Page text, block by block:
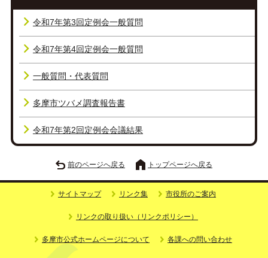
令和7年第3回定例会一般質問
令和7年第4回定例会一般質問
一般質問・代表質問
多摩市ツバメ調査報告書
令和7年第2回定例会会議結果
前のページへ戻る トップページへ戻る
サイトマップ リンク集 市役所のご案内
リンクの取り扱い（リンクポリシー）
多摩市公式ホームページについて 各課への問い合わせ